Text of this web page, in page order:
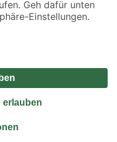
Angebote sind unter
Verfügbarkeiten beziehen
Artikel mit Speditionsversand, hier
Vertrag widerrufen